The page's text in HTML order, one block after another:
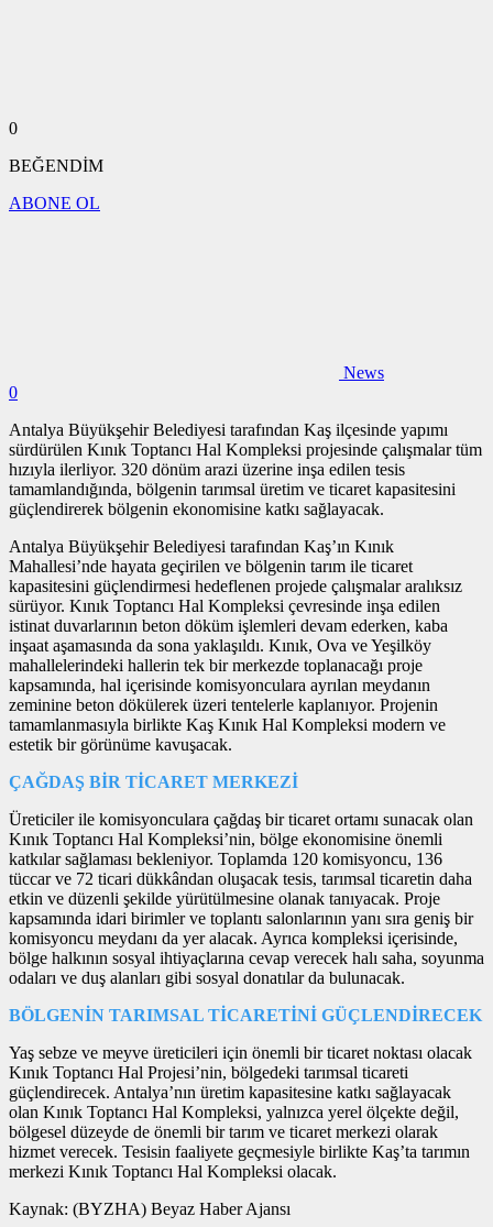
0
BEĞENDİM
ABONE OL
News
0
Antalya Büyükşehir Belediyesi tarafından Kaş ilçesinde yapımı
sürdürülen Kınık Toptancı Hal Kompleksi projesinde çalışmalar tüm
hızıyla ilerliyor. 320 dönüm arazi üzerine inşa edilen tesis
tamamlandığında, bölgenin tarımsal üretim ve ticaret kapasitesini
güçlendirerek bölgenin ekonomisine katkı sağlayacak.
Antalya Büyükşehir Belediyesi tarafından Kaş’ın Kınık
Mahallesi’nde hayata geçirilen ve bölgenin tarım ile ticaret
kapasitesini güçlendirmesi hedeflenen projede çalışmalar aralıksız
sürüyor. Kınık Toptancı Hal Kompleksi çevresinde inşa edilen
istinat duvarlarının beton döküm işlemleri devam ederken, kaba
inşaat aşamasında da sona yaklaşıldı. Kınık, Ova ve Yeşilköy
mahallelerindeki hallerin tek bir merkezde toplanacağı proje
kapsamında, hal içerisinde komisyonculara ayrılan meydanın
zeminine beton dökülerek üzeri tentelerle kaplanıyor. Projenin
tamamlanmasıyla birlikte Kaş Kınık Hal Kompleksi modern ve
estetik bir görünüme kavuşacak.
ÇAĞDAŞ BİR TİCARET MERKEZİ
Üreticiler ile komisyonculara çağdaş bir ticaret ortamı sunacak olan
Kınık Toptancı Hal Kompleksi’nin, bölge ekonomisine önemli
katkılar sağlaması bekleniyor. Toplamda 120 komisyoncu, 136
tüccar ve 72 ticari dükkândan oluşacak tesis, tarımsal ticaretin daha
etkin ve düzenli şekilde yürütülmesine olanak tanıyacak. Proje
kapsamında idari birimler ve toplantı salonlarının yanı sıra geniş bir
komisyoncu meydanı da yer alacak. Ayrıca kompleksi içerisinde,
bölge halkının sosyal ihtiyaçlarına cevap verecek halı saha, soyunma
odaları ve duş alanları gibi sosyal donatılar da bulunacak.
BÖLGENİN TARIMSAL TİCARETİNİ GÜÇLENDİRECEK
Yaş sebze ve meyve üreticileri için önemli bir ticaret noktası olacak
Kınık Toptancı Hal Projesi’nin, bölgedeki tarımsal ticareti
güçlendirecek. Antalya’nın üretim kapasitesine katkı sağlayacak
olan Kınık Toptancı Hal Kompleksi, yalnızca yerel ölçekte değil,
bölgesel düzeyde de önemli bir tarım ve ticaret merkezi olarak
hizmet verecek. Tesisin faaliyete geçmesiyle birlikte Kaş’ta tarımın
merkezi Kınık Toptancı Hal Kompleksi olacak.
Kaynak: (BYZHA) Beyaz Haber Ajansı